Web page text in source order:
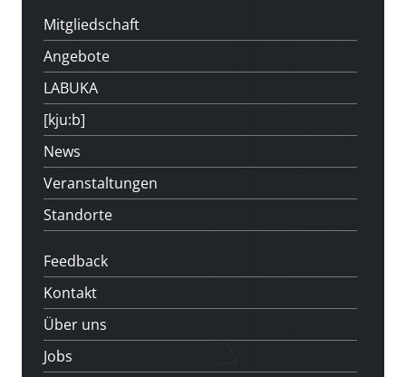
Mitgliedschaft
Angebote
LABUKA
[kju:b]
News
Veranstaltungen
Standorte
Feedback
Kontakt
Über uns
Jobs